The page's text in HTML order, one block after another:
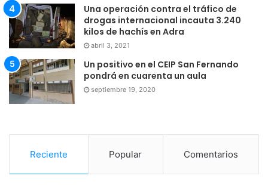
Una operación contra el tráfico de
drogas internacional incauta 3.240
kilos de hachís en Adra
abril 3, 2021
Un positivo en el CEIP San Fernando
pondrá en cuarenta un aula
septiembre 19, 2020
Reciente Popular Comentarios